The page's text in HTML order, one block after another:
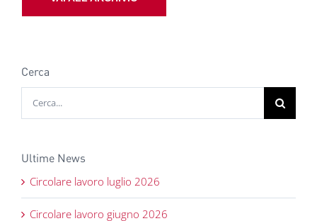
Cerca
Ultime News
Circolare lavoro luglio 2026
Circolare lavoro giugno 2026